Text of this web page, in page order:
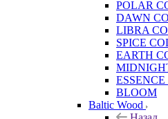
POLAR
DAWN
LIBRA
SPICE
EARTH
BLOOM
Baltic Wood